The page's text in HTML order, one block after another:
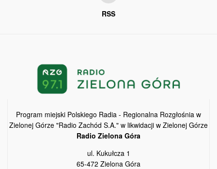
RSS
Program miejski Polskiego Radia - Regionalna Rozgłośnia w
Zielonej Górze "Radio Zachód S.A." w likwidacji w Zielonej Górze
Radio Zielona Góra
ul. Kukułcza 1
65-472 Zielona Góra